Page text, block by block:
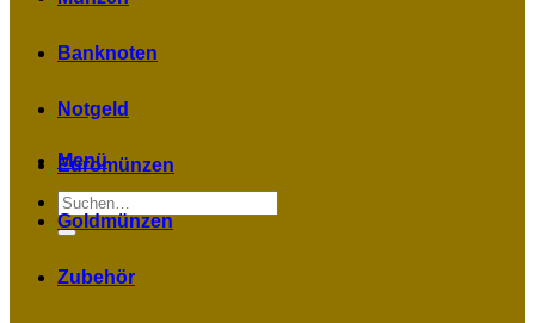
Menü
Suchen
nach:
Banknoten
Notgeld
Euromünzen
Goldmünzen
Zubehör